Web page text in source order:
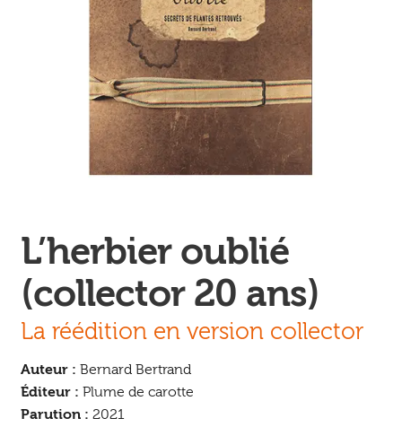
Jeux & DVD
L’herbier oublié
(collector 20 ans)
La réédition en version collector
Auteur : Bernard Bertrand
Éditeur : Plume de carotte
Parution : 2021